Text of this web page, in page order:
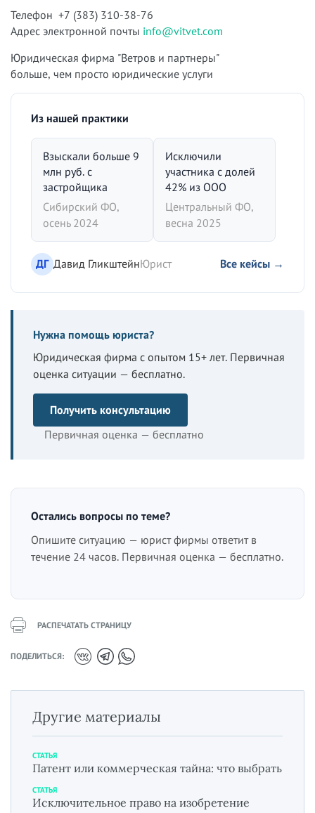
Телефон +7 (383) 310-38-76
Адрес электронной почты info@vitvet.com
Юридическая фирма "Ветров и партнеры"
больше, чем просто юридические услуги
Из нашей практики
Взыскали больше 9
млн руб. с
застройщика
Сибирский ФО,
осень 2024
Исключили
участника с долей
42% из ООО
Центральный ФО,
весна 2025
ДГ Давид ГликштейнЮрист Все кейсы →
Нужна помощь юриста?
Юридическая фирма с опытом 15+ лет. Первичная
оценка ситуации — бесплатно.
Получить консультацию
Первичная оценка — бесплатно
Остались вопросы по теме?
Опишите ситуацию — юрист фирмы ответит в
течение 24 часов. Первичная оценка — бесплатно.
РАСПЕЧАТАТЬ СТРАНИЦУ
ПОДЕЛИТЬСЯ:
Другие материалы
СТАТЬЯ
Патент или коммерческая тайна: что выбрать
СТАТЬЯ
Исключительное право на изобретение